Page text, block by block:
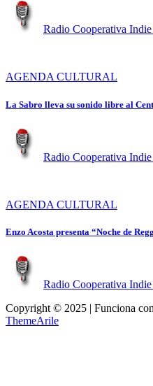
Radio Cooperativa
AGENDA CULTURAL
La Sabro lleva su sonido libre al
Radio Cooperativa
AGENDA CULTURAL
Enzo Acosta presenta “Noche de
Radio Cooperativa
Copyright © 2025 | Funciona con
ThemeArile